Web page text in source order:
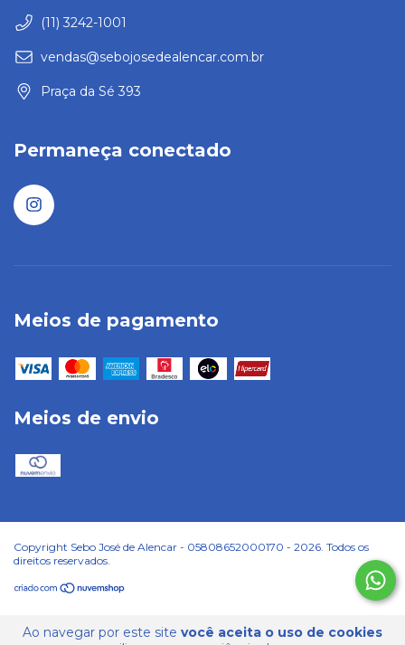
Ao navegar por este site você aceita o uso de cookies
(11) 3242-1001
vendas@sebojosedealencar.com.br
Praça da Sé 393
Permaneça conectado
Meios de pagamento
Meios de envio
Copyright Sebo José de Alencar - 05808652000170 - 2026. Todos os
direitos reservados.